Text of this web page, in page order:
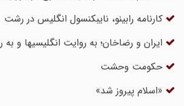
کارنامه رابینو، نایبکنسول انگلیس در رشت
ایران و رضاخان؛ به روایت انگلیسیها و به
حکومت وحشت
«اسلام پیروز شد»